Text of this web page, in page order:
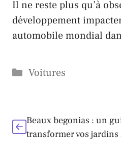
Il ne reste plus qu’à
développement
automobile mondial
Catégories
Voitures
Beaux begonias : un
transformer vos